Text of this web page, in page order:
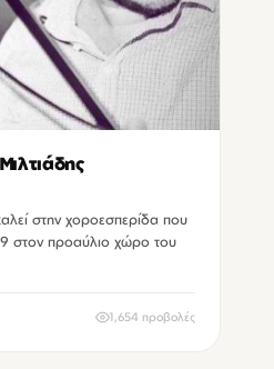
στην χοροεσπερίδα που
στον προαύλιο χώρο του
1,654 προβολές